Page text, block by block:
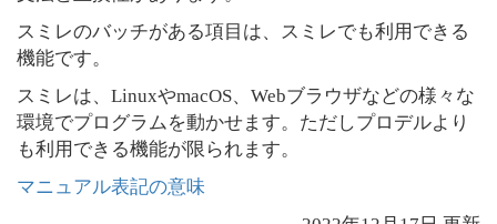
スミレのバッチがある項目は、スミレでも利用できる
機能です。
スミレは、LinuxやmacOS、Webブラウザなどの様々な
環境でプログラムを動かせます。ただしプロデルより
も利用できる機能が限られます。
マニュアル表記の意味